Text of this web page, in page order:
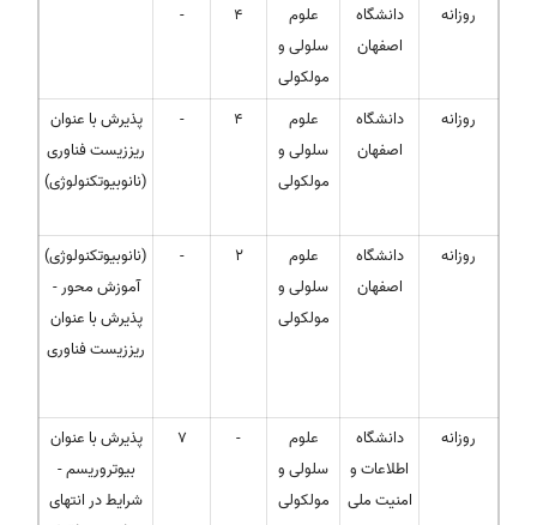
روزانه
دانشگاه
اصفهان
علوم
سلولی و
مولکولی
4
-
روزانه
دانشگاه
اصفهان
علوم
سلولی و
مولکولی
4
-
پذیرش با عنوان
ریززیست فناوری
(نانوبیوتکنولوژی)
روزانه
دانشگاه
اصفهان
علوم
سلولی و
مولکولی
2
-
(نانوبیوتکنولوژی)
- آموزش محور
پذیرش با عنوان
ریززیست فناوری
روزانه
دانشگاه
اطلاعات و
امنیت ملی
علوم
سلولی و
مولکولی
-
7
پذیرش با عنوان
بیوتروریسم -
شرایط در انتهای